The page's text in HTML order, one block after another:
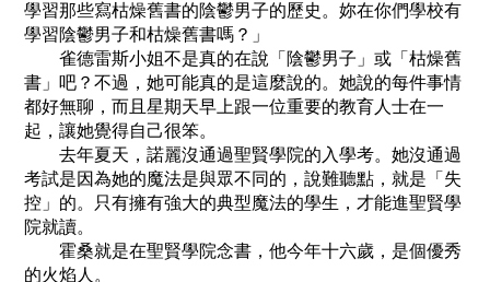
學習那些寫枯燥舊書的陰鬱男子的歷史。妳在你們學校有
學習陰鬱男子和枯燥舊書嗎？」
雀德雷斯小姐不是真的在說「陰鬱男子」或「枯燥舊
書」吧？不過，她可能真的是這麼說的。她說的每件事情
都好無聊，而且星期天早上跟一位重要的教育人士在一
起，讓她覺得自己很笨。
去年夏天，諾麗沒通過聖賢學院的入學考。她沒通過
考試是因為她的魔法是與眾不同的，說難聽點，就是「失
控」的。只有擁有強大的典型魔法的學生，才能進聖賢學
院就讀。
霍桑就是在聖賢學院念書，他今年十六歲，是個優秀
的火焰人。